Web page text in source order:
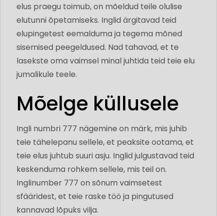
elus praegu toimub, on mõeldud teile olulise
elutunni õpetamiseks. Inglid ärgitavad teid
elupingetest eemalduma ja tegema mõned
sisemised peegeldused. Nad tahavad, et te
lasekste oma vaimsel minal juhtida teid teie elu
jumalikule teele.
Mõelge küllusele
Ingli numbri 777 nägemine on märk, mis juhib
teie tähelepanu sellele, et peaksite ootama, et
teie elus juhtub suuri asju. Inglid julgustavad teid
keskenduma rohkem sellele, mis teil on.
Inglinumber 777 on sõnum vaimsetest
sfääridest, et teie raske töö ja pingutused
kannavad lõpuks vilja.